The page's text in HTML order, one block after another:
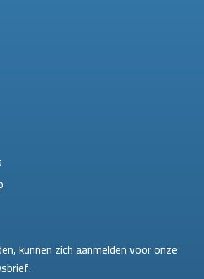
kunnen zich aanmelden voor onze